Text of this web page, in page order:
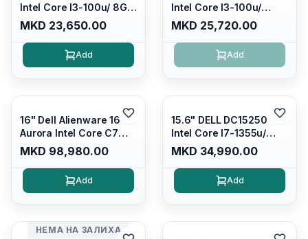
Intel Core I3-100u/ 8GB
DDR4/ 512GB SSD M.2/
Iris Xe Graphics/ 120Hz
Anti-glare LED Display/
Backlit Kb/ Platinum
MKD 23,650.00
Add
Intel Core I3-100u/
16GB DDR4/ 512GB SSD
M.2/ Iris Xe Graphics/
120Hz Anti-glare LED
Display/ Backlit Kb/
MKD 25,720.00
Add
16" Dell Alienware 16
Aurora Intel Core C7
240H /16GB RAM DDR5
5600mhz/ 1TB SSD M.2
Nvme/rtx4050 6GB/
Wqxga(2560x1600)
Win 11 Home/
MKD 98,980.00
Add
15.6" DELL DC15250
Intel Core I7-1355u/
16GB DDR4 / 512GB SSD
M.2 2230/ Intel UHD
Graphics/ 120Hz Anti-
glare FULLHD LED
MKD 34,990.00
Add
НЕМА НА ЗАЛИХА